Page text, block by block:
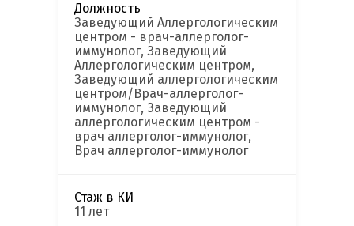
Должность
Заведующий Аллергологическим
центром - врач-аллерголог-
иммунолог, Заведующий
Аллергологическим центром,
Заведующий аллергологическим
центром/Врач-аллерголог-
иммунолог, Заведующий
аллергологическим центром -
врач аллерголог-иммунолог,
Врач аллерголог-иммунолог
Стаж в КИ
11 лет